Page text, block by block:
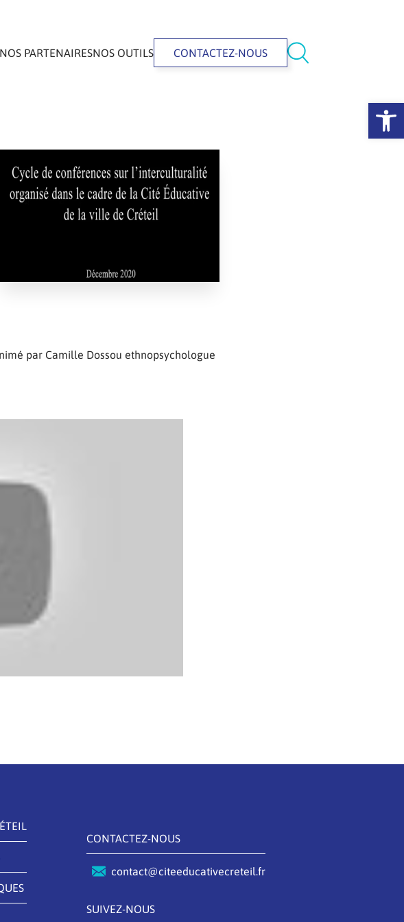
Ouvrir
NOS PARTENAIRESNOS OUTILS CONTACTEZ-NOUS
par Camille Dossou ethnopsychologue
CONTACTEZ-NOUS
contact@citeeducativecreteil.fr
SUIVEZ-NOUS